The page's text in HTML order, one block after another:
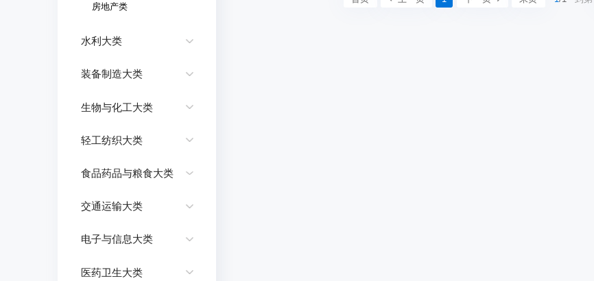
房地产类
水利大类
装备制造大类
生物与化工大类
轻工纺织大类
食品药品与粮食大类
交通运输大类
电子与信息大类
医药卫生大类